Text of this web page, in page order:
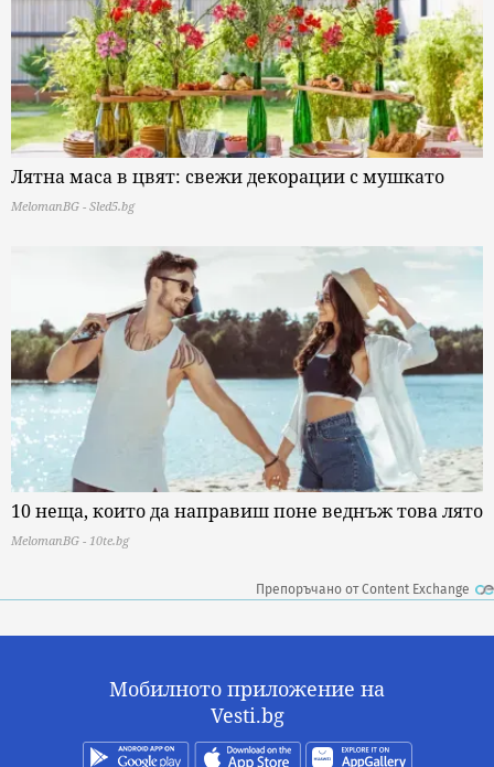
Лятна маса в цвят: свежи декорации с мушкато
MelomanBG - Sled5.bg
10 неща, които да направиш поне веднъж това лято
MelomanBG - 10te.bg
Препоръчано от Content Exchange
Мобилното приложение на
Vesti.bg